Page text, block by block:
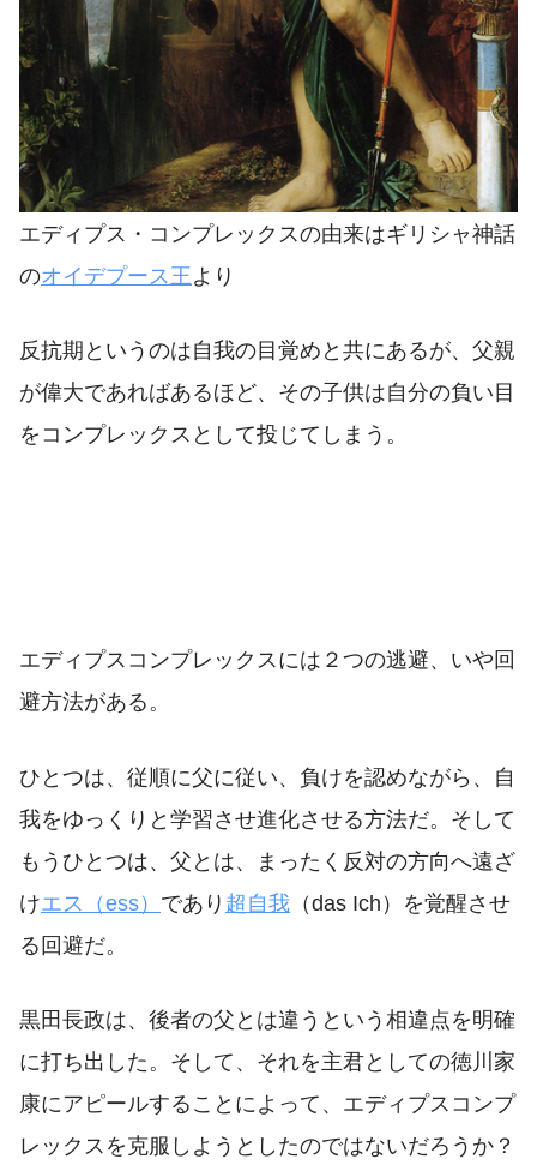
エディプス・コンプレックスの由来はギリシャ神話
のオイデプース王より
反抗期というのは自我の目覚めと共にあるが、父親
が偉大であればあるほど、その子供は自分の負い目
をコンプレックスとして投じてしまう。
エディプスコンプレックスには２つの逃避、いや回
避方法がある。
ひとつは、従順に父に従い、負けを認めながら、自
我をゆっくりと学習させ進化させる方法だ。そして
もうひとつは、父とは、まったく反対の方向へ遠ざ
けエス（ess） であり 超自我 （das Ich）を覚醒させ
る回避だ。
黒田長政は、後者の父とは違うという相違点を明確
に打ち出した。そして、それを主君としての徳川家
康にアピールすることによって、エディプスコンプ
レックスを克服しようとしたのではないだろうか？